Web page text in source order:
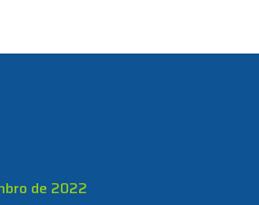
de 2022